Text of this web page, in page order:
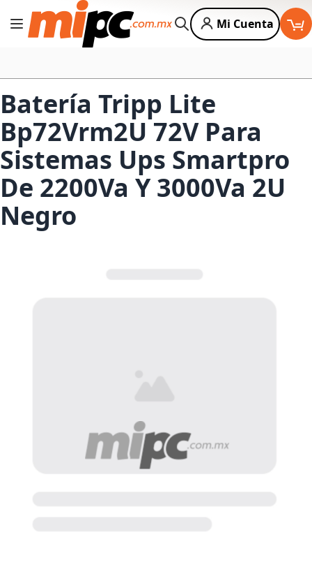
Cambiar Nav
Buscar
Mi Cuenta
Batería Tripp Lite
Bp72Vrm2U 72V Para
Sistemas Ups Smartpro
De 2200Va Y 3000Va 2U
Negro